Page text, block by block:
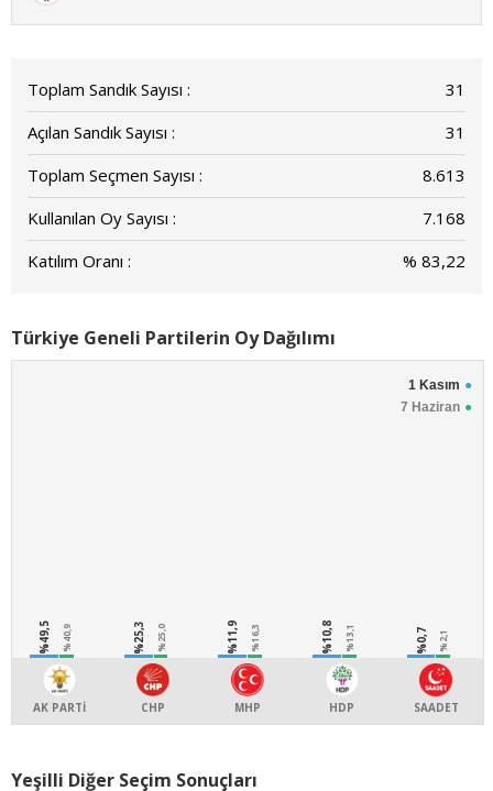
Toplam Sandık Sayısı :
31
Açılan Sandık Sayısı :
31
Toplam Seçmen Sayısı :
8.613
Kullanılan Oy Sayısı :
7.168
Katılım Oranı :
% 83,22
Türkiye Geneli Partilerin Oy Dağılımı
1 Kasım
7 Haziran
%49,5 %40,9
AK PARTİ
%25,3 %25,0
CHP
%11,9 %16,3
MHP
%10,8 %13,1
HDP
%0,7 %2,1
SAADET
Yeşilli Diğer Seçim Sonuçları